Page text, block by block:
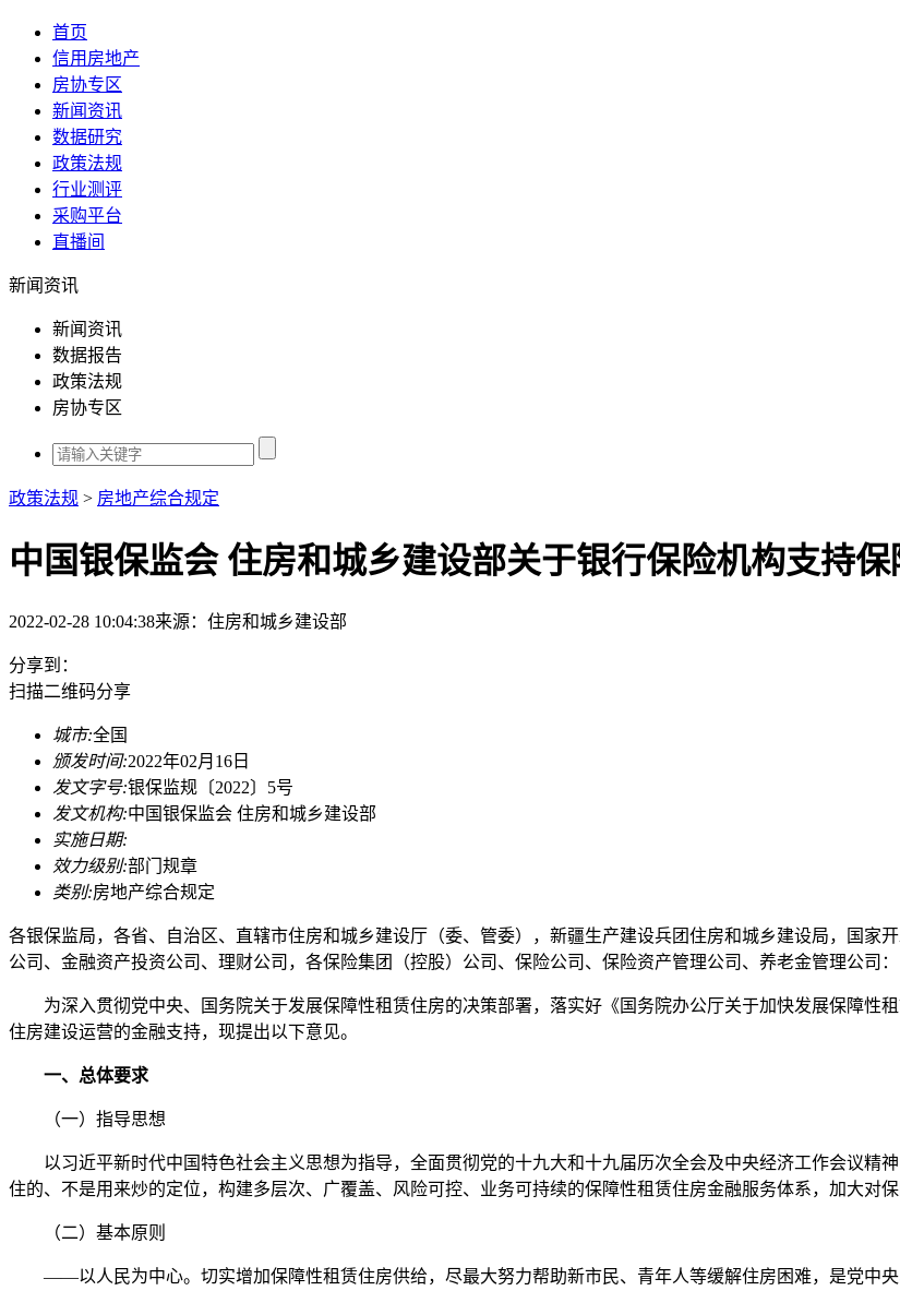
首页
信用房地产
房协专区
新闻资讯
数据研究
政策法规
行业测评
采购平台
直播间
新闻资讯
新闻资讯
数据报告
政策法规
房协专区
政策法规 > 房地产综合规定
中国银保监会 住房和城乡建设部关于银行保险机构支持
2022-02-28 10:04:38来源： 住房和城乡建设部
分享到：
扫描二维码分享
城市:全国
颁发时间:2022年02月16日
发文字号:银保监规〔2022〕5号
发文机构:中国银保监会 住房和城乡建设部
实施日期:
效力级别:部门规章
类别:房地产综合规定
各银保监局，各省、自治区、直辖市住房和城乡建设厅（委、管委），新疆生产建设兵团住房和城乡建设局，国家
公司、金融资产投资公司、理财公司，各保险集团（控股）公司、保险公司、保险资产管理公司、养老金管理公司：
为深入贯彻党中央、国务院关于发展保障性租赁住房的决策部署，落实好《国务院办公厅关于加快发展保障性
住房建设运营的金融支持，现提出以下意见。
一、总体要求
（一）指导思想
以习近平新时代中国特色社会主义思想为指导，全面贯彻党的十九大和十九届历次全会及中央经济工作会议精
住的、不是用来炒的定位，构建多层次、广覆盖、风险可控、业务可持续的保障性租赁住房金融服务体系，加大对
（二）基本原则
——以人民为中心。切实增加保障性租赁住房供给，尽最大努力帮助新市民、青年人等缓解住房困难，是党中央